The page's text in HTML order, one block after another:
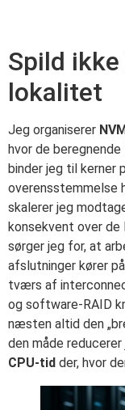
Spild ikke
lokalitet
Jeg organiserer
hvor de
binder jeg til kerner
overensstemmelse
skalerer jeg
konsekvent over
sørger jeg for, at
afslutninger kører
tværs af
og software-RAID
næsten altid den
den måde
CPU-tid der, hvor